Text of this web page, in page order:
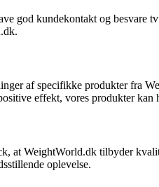
god kundekontakt og besvare
af specifikke produkter fra
effekt, vores produkter kan
at WeightWorld.dk tilbyder
oplevelse.